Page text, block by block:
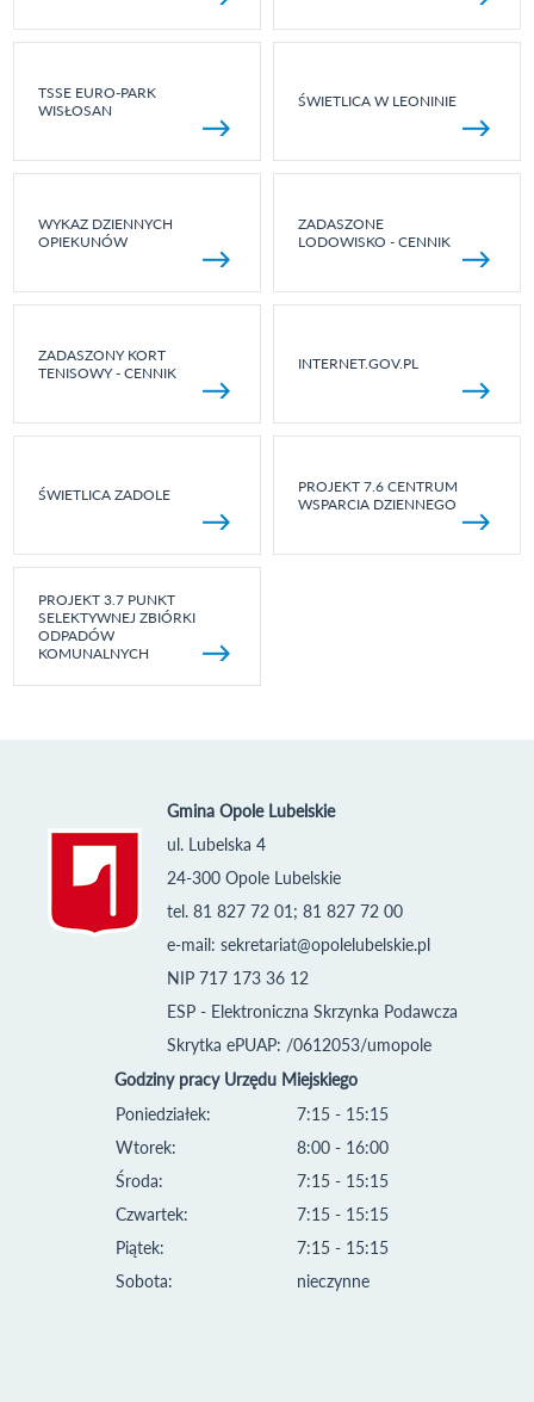
TSSE EURO-PARK
WISŁOSAN
ŚWIETLICA W LEONINIE
WYKAZ DZIENNYCH
OPIEKUNÓW
ZADASZONE
LODOWISKO - CENNIK
ZADASZONY KORT
TENISOWY - CENNIK
INTERNET.GOV.PL
ŚWIETLICA ZADOLE
PROJEKT 7.6 CENTRUM
WSPARCIA DZIENNEGO
PROJEKT 3.7 PUNKT
SELEKTYWNEJ ZBIÓRKI
ODPADÓW
KOMUNALNYCH
Gmina Opole Lubelskie
ul. Lubelska 4
24-300 Opole Lubelskie
tel. 81 827 72 01; 81 827 72 00
e-mail: sekretariat@opolelubelskie.pl
NIP 717 173 36 12
ESP - Elektroniczna Skrzynka Podawcza
Skrytka ePUAP: /0612053/umopole
Godziny pracy Urzędu Miejskiego
Poniedziałek:
Wtorek:
Środa:
Czwartek:
Piątek:
Sobota:
7:15 - 15:15
8:00 - 16:00
7:15 - 15:15
7:15 - 15:15
7:15 - 15:15
nieczynne